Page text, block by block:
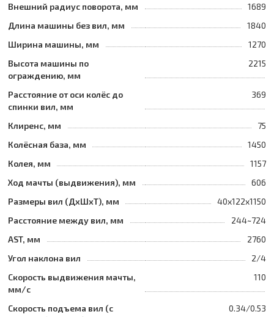
Внешний радиус поворота, мм
1689
Длина машины без вил, мм
1840
Ширина машины, мм
1270
Высота машины по
ограждению, мм
2215
Расстояние от оси колёс до
спинки вил, мм
369
Клиренс, мм
75
Колёсная база, мм
1450
Колея, мм
1157
Ход мачты (выдвижения), мм
606
Размеры вил (ДхШхТ), мм
40x122x1150
Расстояние между вил, мм
244~724
AST, мм
2760
Угол наклона вил
2/4
Скорость выдвижения мачты,
мм/с
110
Скорость подъема вил (с
0.34/0.53